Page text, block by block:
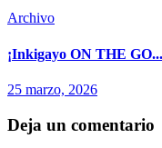
Archivo
¡Inkigayo ON THE GO...
25 marzo, 2026
Deja un comentario